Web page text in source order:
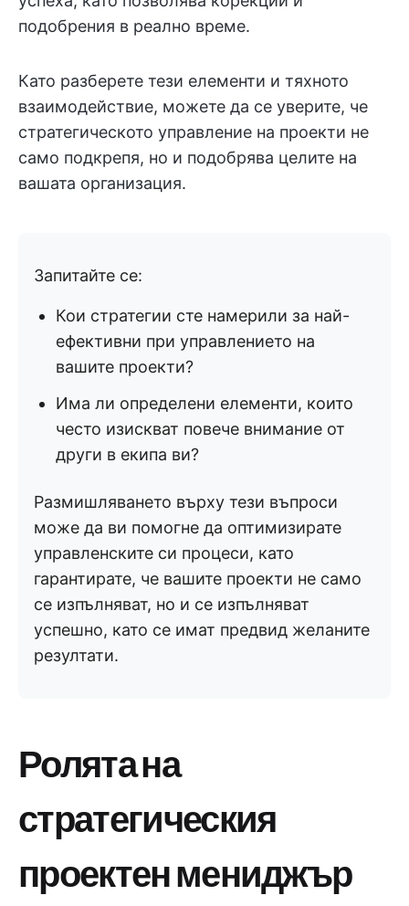
подобрения в реално време.
Като разберете тези елементи и тяхното
взаимодействие, можете да се уверите, че
стратегическото управление на проекти не
само подкрепя, но и подобрява целите на
вашата организация.
Запитайте се:
Кои стратегии сте намерили за най-
ефективни при управлението на
вашите проекти?
Има ли определени елементи, които
често изискват повече внимание от
други в екипа ви?
Размишляването върху тези въпроси
може да ви помогне да оптимизирате
управленските си процеси, като
гарантирате, че вашите проекти не само
се изпълняват, но и се изпълняват
успешно, като се имат предвид желаните
резултати.
Ролята на
стратегическия
проектен мениджър